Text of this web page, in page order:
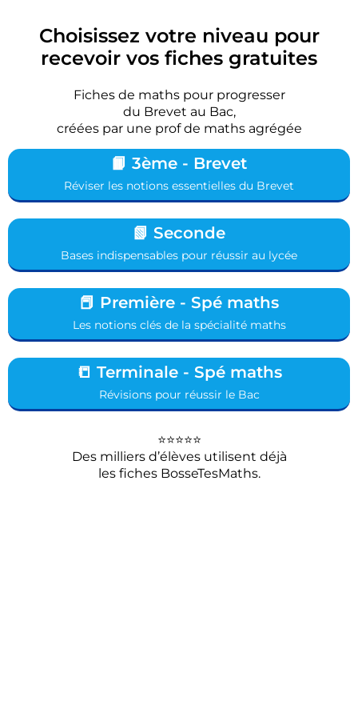
Choisissez votre niveau pour
recevoir vos fiches gratuites
Fiches de maths pour progresser
du Brevet au Bac,
créées par une prof de maths agrégée
📙 3ème - Brevet
Réviser les notions essentielles du Brevet
📗 Seconde
Bases indispensables pour réussir au lycée
📕 Première - Spé maths
Les notions clés de la spécialité maths
📒 Terminale - Spé maths
Révisions pour réussir le Bac
⭐⭐⭐⭐⭐
Des milliers d’élèves utilisent déjà
les fiches BosseTesMaths.